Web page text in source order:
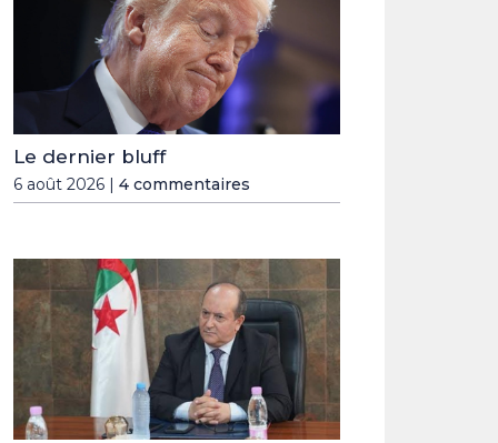
Le dernier bluff
6 août 2026 | 4 commentaires